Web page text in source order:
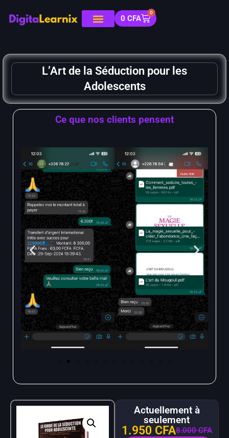
0 CFA
0
L’Art de la Séduction pour les
Adolescents
Ce que nos clients pensent
Actuellement à
seulement
1.950 CFA8.000CFA